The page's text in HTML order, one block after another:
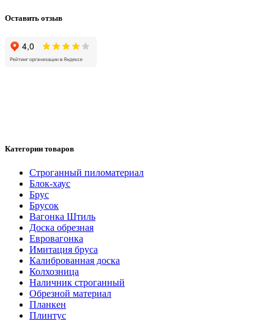
Оставить отзыв
Категории товаров
Cтроганный пиломатериал
Блок-хаус
Брус
Брусок
Вагонка Штиль
Доска обрезная
Евровагонка
Имитация бруса
Калиброванная доска
Колхозница
Наличник строганный
Обрезной материал
Планкен
Плинтус